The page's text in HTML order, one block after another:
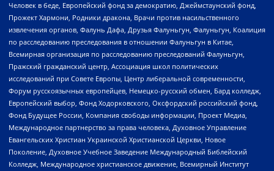
Человек в беде, Европейский фонд за демократию, Джеймстаунский фонд,
Прожект Хармони, Родники дракона, Врачи против насильственного
извлечения органов, Фалунь Дафа, Друзья Фалуньгун, Фалуньгун, Коалиция
по расследованию преследования в отношении Фалуньгун в Китае,
Всемирная организация по расследованию преследований Фалуньгун,
Пражский гражданский центр, Ассоциация школ политических
исследований при Совете Европы, Центр либеральной современности,
Форум русскоязычных европейцев, Немецко-русский обмен, Бард колледж,
Европейский выбор, Фонд Ходорковского, Оксфордский российский фонд,
Фонд Будущее России, Компания свободы информации, Проект Медиа,
Международное партнерство за права человека, Духовное Управление
Евангельских Христиан Украинской Христианской Церкви, Новое
Поколение, Духовное Учебное Заведение Международный Библейский
Колледж, Международное христианское движение, Всемирный Институт